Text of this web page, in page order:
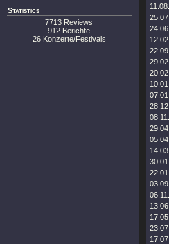
Statistics
7713 Reviews
912 Berichte
26 Konzerte/Festivals